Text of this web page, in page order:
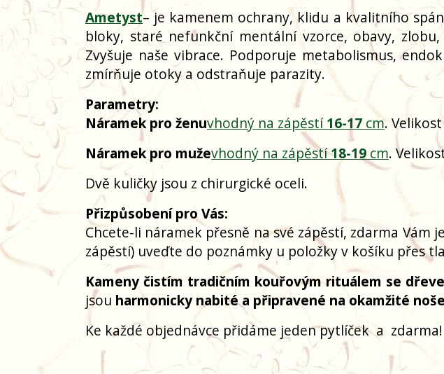
Ametyst– je kamenem ochrany, klidu a kvalitního
bloky, staré nefunkční mentální vzorce, obavy,
Zvyšuje naše vibrace. Podporuje metabolismus,
zmírňuje otoky a odstraňuje parazity.
Parametry:
Náramek pro ženuvhodný na zápěstí16-17 cm.
Náramek pro muževhodný na zápěstí18-19 cm.
Dvě kuličky jsou z chirurgické oceli.
Přizpůsobení pro Vás:
Chcete-li náramek přesně na své zápěstí, zdarma Vám
zápěstí) uveďte do poznámky u položky v košíku přes
Kameny čistím tradičním kouřovým rituálem se
jsou harmonicky nabité a připravené na okamžité
Ke každé objednávce přidáme jeden pytlíčeka zdarma!